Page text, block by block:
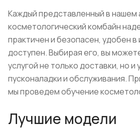
Каждый представленный в нашем
косметологический комбайн
практичен и безопасен, удобен в
доступен. Выбирая его, вы
услугой не только доставки, но и
пусконаладки и обслуживания.
мы проведем обучение
Лучшие модели